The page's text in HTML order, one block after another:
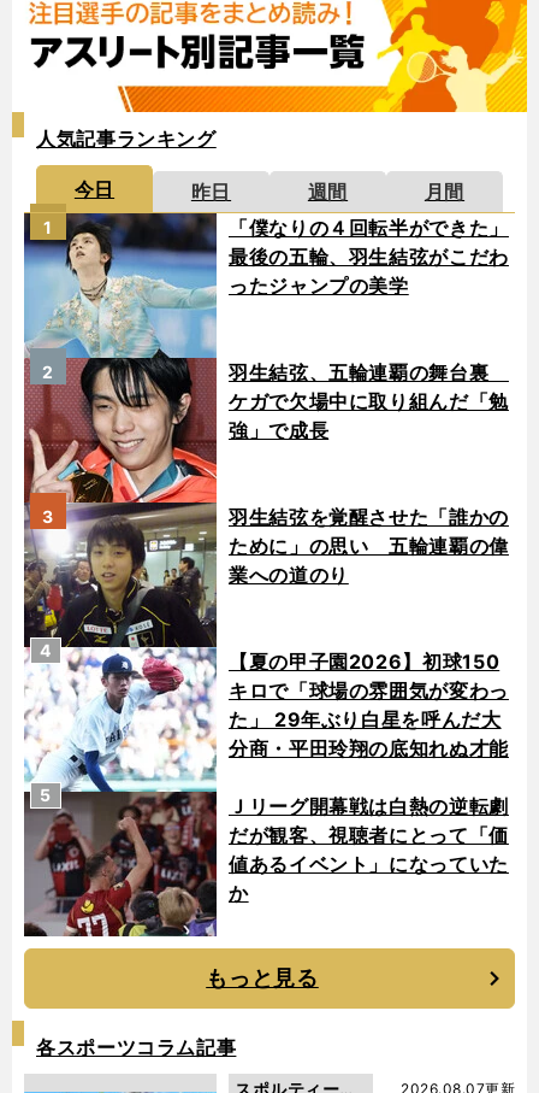
人気記事ランキング
今日 昨日 週間
月間
「僕なりの４回転半ができた」
最後の五輪、羽生結弦がこだわ
ったジャンプの美学
1
羽生結弦、五輪連覇の舞台裏
ケガで欠場中に取り組んだ「勉
強」で成長
2
羽生結弦を覚醒させた「誰かの
ために」の思い 五輪連覇の偉
業への道のり
3
【夏の甲子園2026】初球150
キロで「球場の雰囲気が変わっ
た」 29年ぶり白星を呼んだ大
分商・平田玲翔の底知れぬ才能
4
Ｊリーグ開幕戦は白熱の逆転劇
だが観客、視聴者にとって「価
値あるイベント」になっていた
か
5
もっと見る
各スポーツコラム記事
2026.08.07更新
スポルティーバ